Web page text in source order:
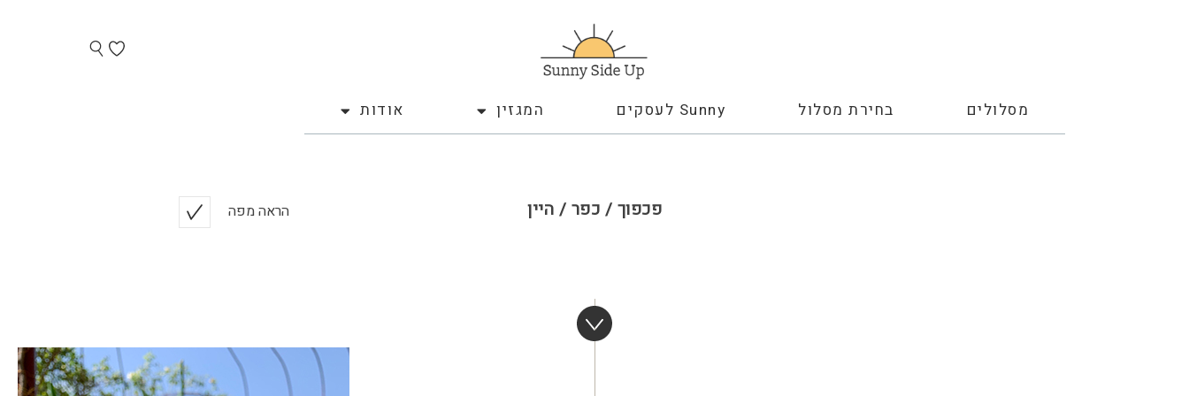
מסלולים בחירת מסלול Sunny לעסקים המגזין אודות
פכפוך / כפר / היין הראה מפה